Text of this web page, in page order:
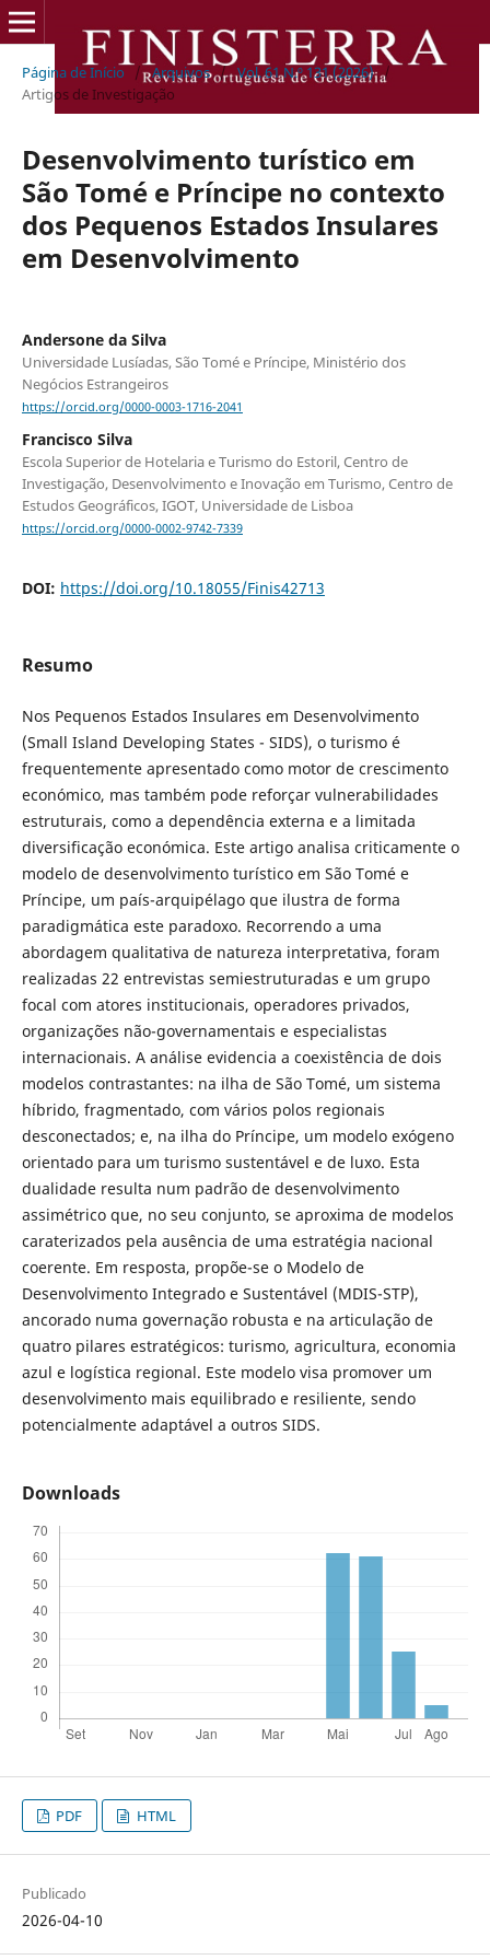
Página de Início / Arquivos / Vol. 61 N.º 131 (2026) /
Artigos de Investigação
Desenvolvimento turístico em
São Tomé e Príncipe no contexto
dos Pequenos Estados Insulares
em Desenvolvimento
Andersone da Silva
Universidade Lusíadas, São Tomé e Príncipe, Ministério dos
Negócios Estrangeiros
https://orcid.org/0000-0003-1716-2041
Francisco Silva
Escola Superior de Hotelaria e Turismo do Estoril, Centro de
Investigação, Desenvolvimento e Inovação em Turismo, Centro de
Estudos Geográficos, IGOT, Universidade de Lisboa
https://orcid.org/0000-0002-9742-7339
DOI: https://doi.org/10.18055/Finis42713
Resumo
Nos Pequenos Estados Insulares em Desenvolvimento
(Small Island Developing States - SIDS), o turismo é
frequentemente apresentado como motor de crescimento
económico, mas também pode reforçar vulnerabilidades
estruturais, como a dependência externa e a limitada
diversificação económica. Este artigo analisa criticamente o
modelo de desenvolvimento turístico em São Tomé e
Príncipe, um país-arquipélago que ilustra de forma
paradigmática este paradoxo. Recorrendo a uma
abordagem qualitativa de natureza interpretativa, foram
realizadas 22 entrevistas semiestruturadas e um grupo
focal com atores institucionais, operadores privados,
organizações não-governamentais e especialistas
internacionais. A análise evidencia a coexistência de dois
modelos contrastantes: na ilha de São Tomé, um sistema
híbrido, fragmentado, com vários polos regionais
desconectados; e, na ilha do Príncipe, um modelo exógeno
orientado para um turismo sustentável e de luxo. Esta
dualidade resulta num padrão de desenvolvimento
assimétrico que, no seu conjunto, se aproxima de modelos
caraterizados pela ausência de uma estratégia nacional
coerente. Em resposta, propõe-se o Modelo de
Desenvolvimento Integrado e Sustentável (MDIS-STP),
ancorado numa governação robusta e na articulação de
quatro pilares estratégicos: turismo, agricultura, economia
azul e logística regional. Este modelo visa promover um
desenvolvimento mais equilibrado e resiliente, sendo
potencialmente adaptável a outros SIDS.
Downloads
PDF HTML
Publicado
2026-04-10